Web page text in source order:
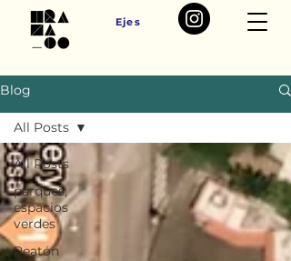
Ejes
Blog
All Posts
parques,
espacios
verdes
Peatón
All Posts